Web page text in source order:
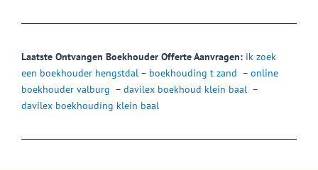
Laatste Ontvangen Boekhouder Offerte Aanvragen: ik zoek
een boekhouder hengstdal – boekhouding t zand – online
boekhouder valburg – davilex boekhoud klein baal –
davilex boekhouding klein baal